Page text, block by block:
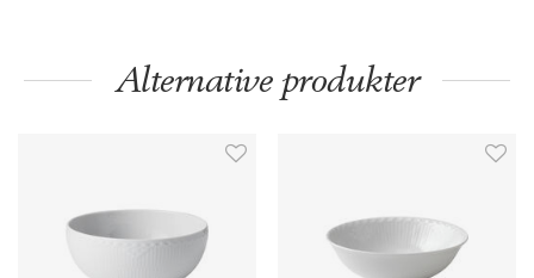
Alternative produkter